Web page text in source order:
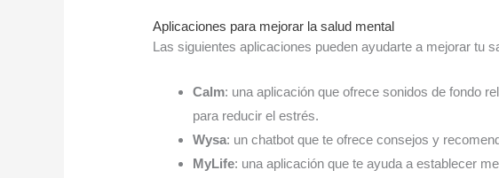
Aplicaciones para mejorar la salud mental
Las siguientes aplicaciones pueden ayudarte a mejorar tu
Calm: una aplicación que ofrece sonidos de fondo
para reducir el estrés.
Wysa: un chatbot que te ofrece consejos y
MyLife: una aplicación que te ayuda a establecer